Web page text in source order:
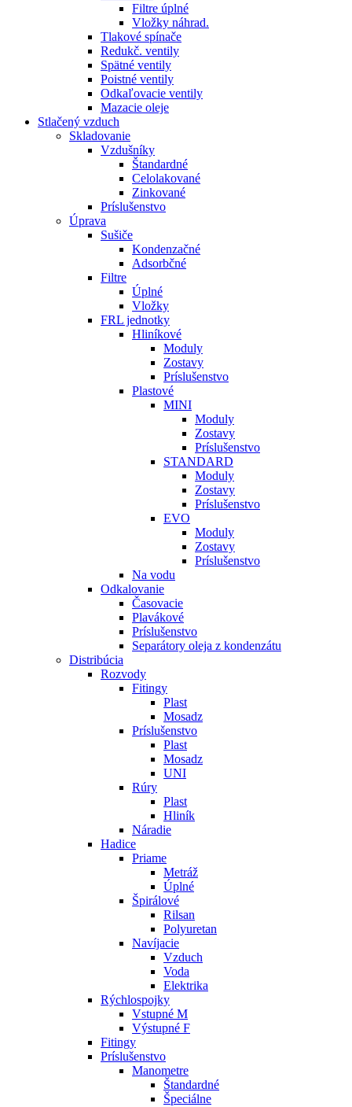
Filtre úplné
Vložky náhrad.
Tlakové spínače
Redukč. ventily
Spätné ventily
Poistné ventily
Odkaľovacie ventily
Mazacie oleje
Stlačený vzduch
Skladovanie
Vzdušníky
Štandardné
Celolakované
Zinkované
Príslušenstvo
Úprava
Sušiče
Kondenzačné
Adsorbčné
Filtre
Úplné
Vložky
FRL jednotky
Hliníkové
Moduly
Zostavy
Príslušenstvo
Plastové
MINI
Moduly
Zostavy
Príslušenstvo
STANDARD
Moduly
Zostavy
Príslušenstvo
EVO
Moduly
Zostavy
Príslušenstvo
Na vodu
Odkalovanie
Časovacie
Plavákové
Príslušenstvo
Separátory oleja z kondenzátu
Distribúcia
Rozvody
Fitingy
Plast
Mosadz
Príslušenstvo
Plast
Mosadz
UNI
Rúry
Plast
Hliník
Náradie
Hadice
Priame
Metráž
Úplné
Špirálové
Rilsan
Polyuretan
Navíjacie
Vzduch
Voda
Elektrika
Rýchlospojky
Vstupné M
Výstupné F
Fitingy
Príslušenstvo
Manometre
Štandardné
Špeciálne